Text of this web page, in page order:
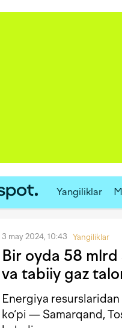
Yangiliklar
3 may 2024, 10:43 Yangiliklar
Bir oyda 58
va tabiiy gaz
Energiya
ko‘pi — Samarqand,